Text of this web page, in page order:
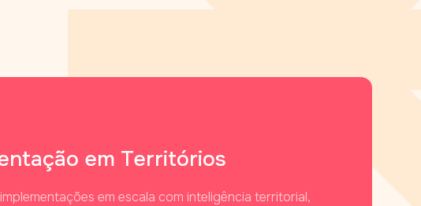
em Territórios
em escala com inteligência territorial,